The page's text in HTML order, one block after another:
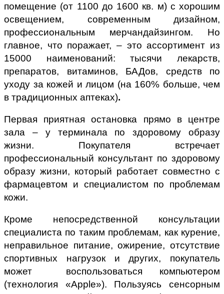
помещение (от 1100 до 1600 кв. м) с хорошим
освещением, современным дизайном,
профессиональным мерчандайзингом. Но
главное, что поражает, – это ассортимент из
15000 наименований: тысячи лекарств,
препаратов, витаминов, БАДов, средств по
уходу за кожей и лицом (на 160% больше, чем
в традиционных аптеках).
Первая приятная остановка прямо в центре
зала – у терминала по здоровому образу
жизни. Покупателя встречает
профессиональный консультант по здоровому
образу жизни, который работает совместно с
фармацевтом и специалистом по проблемам
кожи.
Кроме непосредственной консультации
специалиста по таким проблемам, как курение,
неправильное питание, ожирение, отсутствие
спортивных нагрузок и других, покупатель
может воспользоваться компьютером
(технология «Apple»). Пользуясь сенсорным